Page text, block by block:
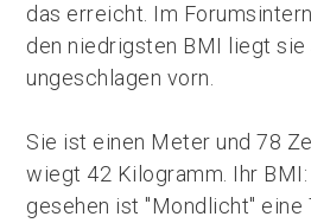
das erreicht. Im
den niedrigsten BMI liegt
ungeschlagen vorn.
Sie ist einen Meter und 78
wiegt 42 Kilogramm. Ihr
gesehen ist "Mondlicht" eine